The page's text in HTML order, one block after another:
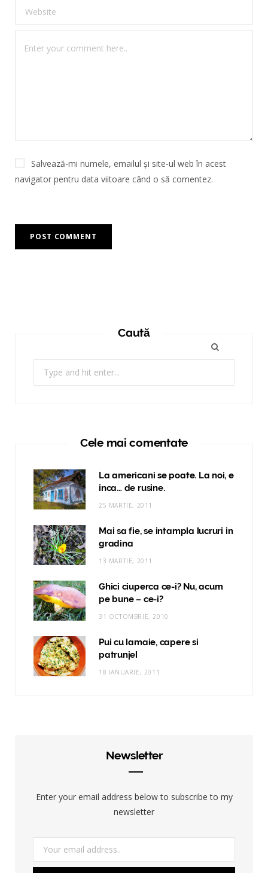
Salvează-mi numele, emailul și site-ul web în acest
navigator pentru data viitoare când o să comentez.
Caută
Cele mai comentate
La americani se poate. La noi, e
inca… de rusine.
25 MARTIE, 2011
Mai sa fie, se intampla lucruri in
gradina
13 MARTIE, 2011
Ghici ciuperca ce-i? Nu, acum
pe bune – ce-i?
31 OCTOMBRIE, 2010
Pui cu lamaie, capere si
patrunjel
18 IANUARIE, 2011
Newsletter
Enter your email address below to subscribe to my
newsletter